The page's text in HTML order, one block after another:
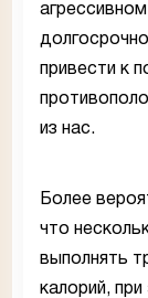
привести к
из нас.
Более
что
выполнять
калорий,